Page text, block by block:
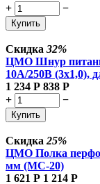
+
−
Купить
Скидка 32%
ЦМО Шнур
10А/250В (3x1,0),
1 234 Р 838 Р
+
−
Купить
Скидка 25%
ЦМО Полка
мм (МС-20)
1 621 Р 1 214 Р